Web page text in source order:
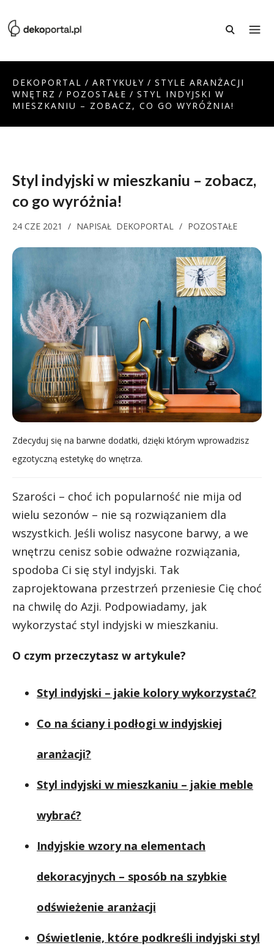
DEKOPORTAL / ARTYKUŁY / STYLE ARANŻACJI
WNĘTRZ / POZOSTAŁE / STYL INDYJSKI W
MIESZKANIU – ZOBACZ, CO GO WYRÓŻNIA!
Styl indyjski w mieszkaniu – zobacz,
co go wyróżnia!
24 CZE 2021 / NAPISAŁ DEKOPORTAL / POZOSTAŁE
Zdecyduj się na barwne dodatki, dzięki którym wprowadzisz
egzotyczną estetykę do wnętrza.
Szarości – choć ich popularność nie mija od
wielu sezonów – nie są rozwiązaniem dla
wszystkich. Jeśli wolisz nasycone barwy, a we
wnętrzu cenisz sobie odważne rozwiązania,
spodoba Ci się styl indyjski. Tak
zaprojektowana przestrzeń przeniesie Cię choć
na chwilę do Azji. Podpowiadamy, jak
wykorzystać styl indyjski w mieszkaniu.
O czym przeczytasz w artykule?
Styl indyjski – jakie kolory wykorzystać?
Co na ściany i podłogi w indyjskiej
aranżacji?
Styl indyjski w mieszkaniu – jakie meble
wybrać?
Indyjskie wzory na elementach
dekoracyjnych – sposób na szybkie
odświeżenie aranżacji
Oświetlenie, które podkreśli indyjski styl